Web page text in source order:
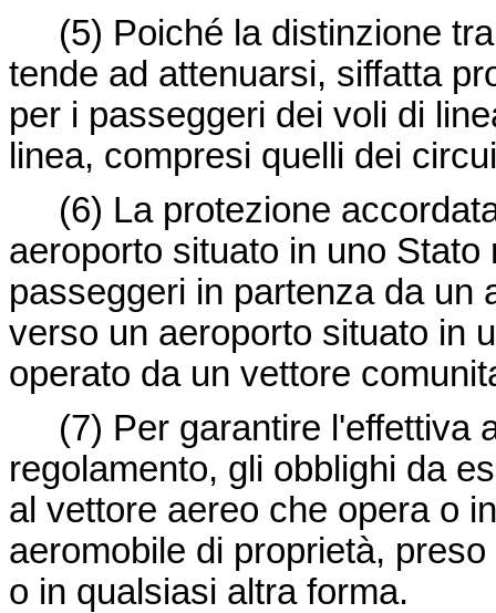
(5) Poiché la distinzione
tende ad attenuarsi, siffatta
per i passeggeri dei voli di
linea, compresi quelli dei
(6) La protezione
aeroporto situato in uno
passeggeri in partenza da un
verso un aeroporto situato in
operato da un vettore
(7) Per garantire l'effettiva
regolamento, gli obblighi da
al vettore aereo che opera o
aeromobile di proprietà,
o in qualsiasi altra forma.